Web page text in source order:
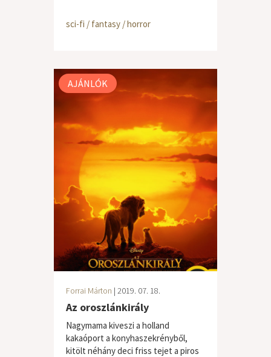
sci-fi / fantasy / horror
AJÁNLÓK
Forrai Márton | 2019. 07. 18.
Az oroszlánkirály
Nagymama kiveszi a holland
kakaóport a konyhaszekrényből,
kitölt néhány deci friss tejet a piros